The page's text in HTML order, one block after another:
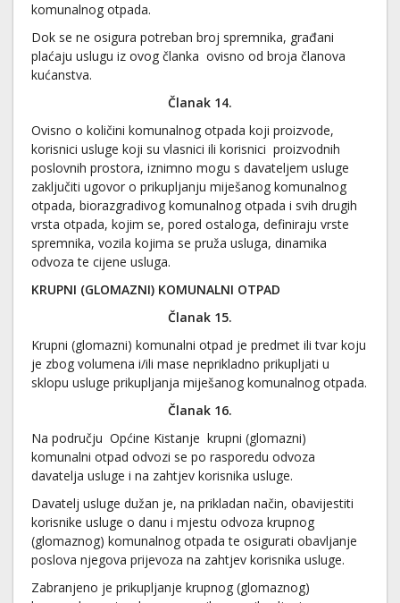
komunalnog otpada.
Dok se ne osigura potreban broj spremnika, građani
plaćaju uslugu iz ovog članka ovisno od broja članova
kućanstva.
Članak 14.
Ovisno o količini komunalnog otpada koji proizvode,
korisnici usluge koji su vlasnici ili korisnici proizvodnih
poslovnih prostora, iznimno mogu s davateljem usluge
zaključiti ugovor o prikupljanju miješanog komunalnog
otpada, biorazgradivog komunalnog otpada i svih drugih
vrsta otpada, kojim se, pored ostaloga, definiraju vrste
spremnika, vozila kojima se pruža usluga, dinamika
odvoza te cijene usluga.
KRUPNI (GLOMAZNI) KOMUNALNI OTPAD
Članak 15.
Krupni (glomazni) komunalni otpad je predmet ili tvar koju
je zbog volumena i/ili mase neprikladno prikupljati u
sklopu usluge prikupljanja miješanog komunalnog otpada.
Članak 16.
Na području Općine Kistanje krupni (glomazni)
komunalni otpad odvozi se po rasporedu odvoza
davatelja usluge i na zahtjev korisnika usluge.
Davatelj usluge dužan je, na prikladan način, obavijestiti
korisnike usluge o danu i mjestu odvoza krupnog
(glomaznog) komunalnog otpada te osigurati obavljanje
poslova njegova prijevoza na zahtjev korisnika usluge.
Zabranjeno je prikupljanje krupnog (glomaznog)